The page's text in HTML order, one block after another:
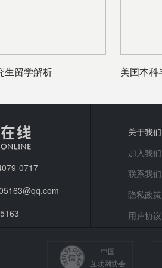
生留学解析
美国本科
0717
关于我们
加入我们
联系我们
隐私政策
用户协议
中国
互联网协会